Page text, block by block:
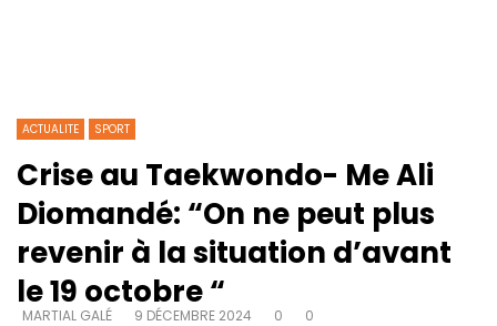
ACTUALITE SPORT
Crise au Taekwondo- Me Ali
Diomandé: “On ne peut plus
revenir à la situation d’avant
le 19 octobre “
MARTIAL GALÉ 9 DÉCEMBRE 2024 0 0